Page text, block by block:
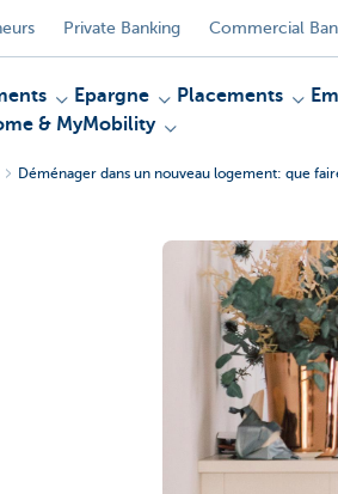
Private Banking Commercial
Epargne Placements
& MyMobility
Déménager dans un nouveau logement: que